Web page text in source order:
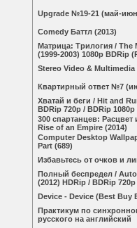
Upgrade №19-21 (май-
Comedy Баттл (2013)
Матрица: Трилогия / The
(1999-2003) 1080p BDRip
Stereo Video &
Квaртирный ответ №7
Хватай и беги / Hit and
BDRip 720p / BDRip 1080p
300 спартанцев: Расцвет
Rise of an Empire (2014)
Computer Desktop
Part (689)
Избавьтесь от очков и
Полный беспредел /
(2012) HDRip / BDRip 720p
Device - Device (Best Buy
Практикум по
русского на английский